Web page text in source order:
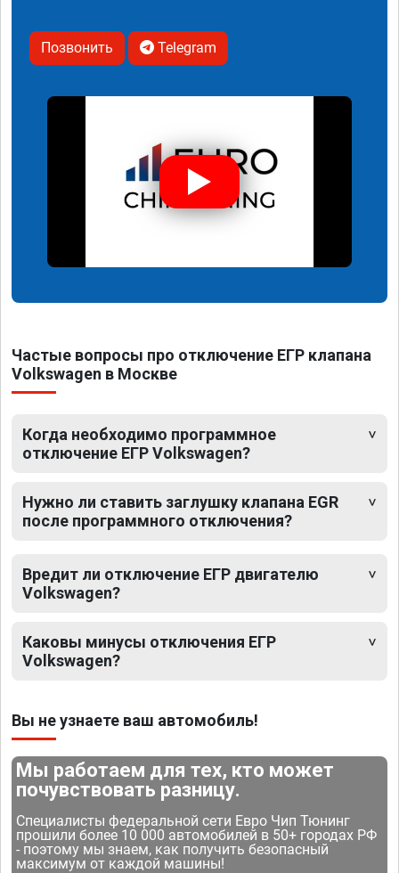
Позвонить Telegram
Частые вопросы про отключение ЕГР клапана
Volkswagen в Москве
Когда необходимо программное
отключение ЕГР Volkswagen?
Нужно ли ставить заглушку клапана EGR
после программного отключения?
Вредит ли отключение ЕГР двигателю
Volkswagen?
Каковы минусы отключения ЕГР
Volkswagen?
Вы не узнаете ваш автомобиль!
Мы работаем для тех, кто может
почувствовать разницу.
Специалисты федеральной сети Евро Чип Тюнинг
прошили более 10 000 автомобилей в 50+ городах РФ
- поэтому мы знаем, как получить безопасный
максимум от каждой машины!